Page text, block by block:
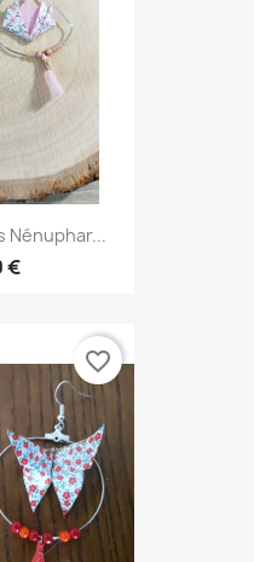
Nénuphar...
€
favorite_border